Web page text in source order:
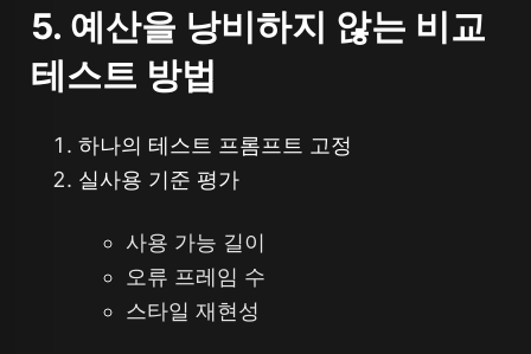
5. 예산을 낭비하지 않는 비교
테스트 방법
하나의 테스트 프롬프트 고정
실사용 기준 평가
사용 가능 길이
오류 프레임 수
스타일 재현성